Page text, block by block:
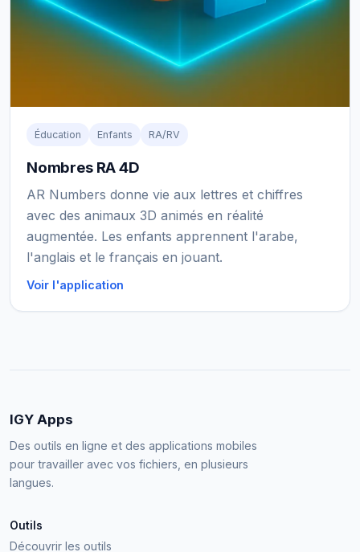
Éducation Enfants RA/RV
Nombres RA 4D
AR Numbers donne vie aux lettres et chiffres
avec des animaux 3D animés en réalité
augmentée. Les enfants apprennent l'arabe,
l'anglais et le français en jouant.
Voir l'application
IGY Apps
Des outils en ligne et des applications mobiles
pour travailler avec vos fichiers, en plusieurs
langues.
Outils
Découvrir les outils